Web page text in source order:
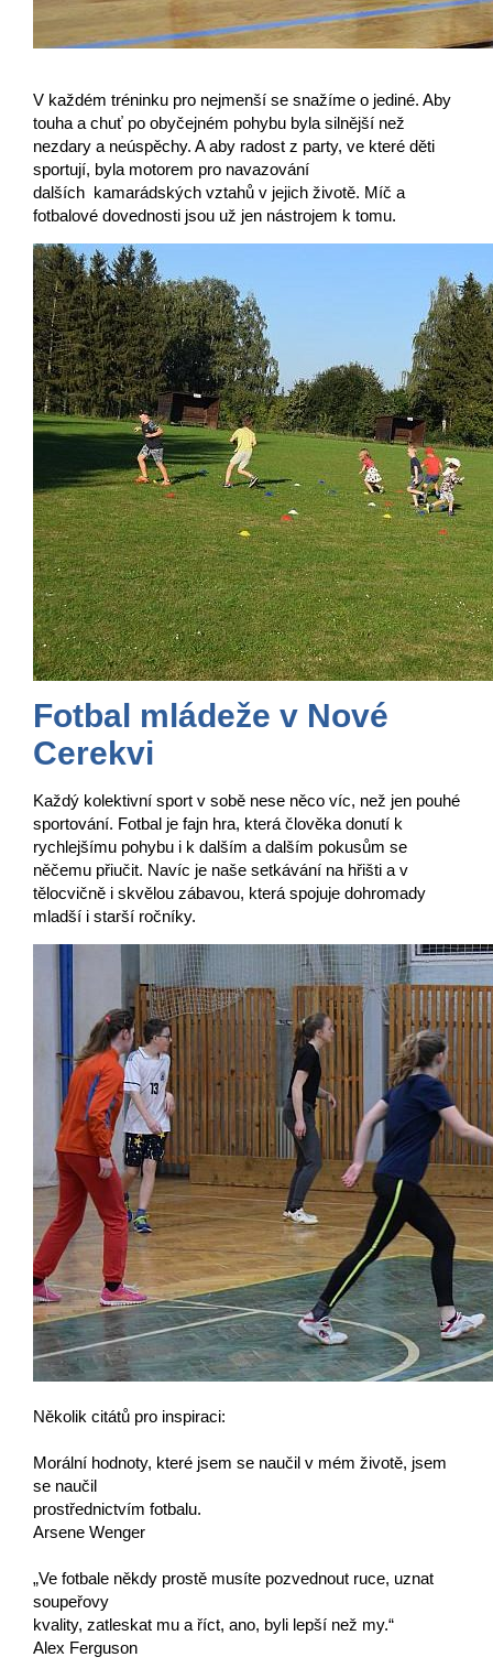
V každém tréninku pro nejmenší se snažíme o jediné. Aby
touha a chuť po obyčejném pohybu byla silnější než
nezdary a neúspěchy. A aby radost z party, ve které děti
sportují, byla motorem pro navazování
dalších kamarádských vztahů v jejich životě. Míč a
fotbalové dovednosti jsou už jen nástrojem k tomu.
Fotbal mládeže v Nové
Cerekvi
Každý kolektivní sport v sobě nese něco víc, než jen pouhé
sportování. Fotbal je fajn hra, která člověka donutí k
rychlejšímu pohybu i k dalším a dalším pokusům se
něčemu přiučit. Navíc je naše setkávání na hřišti a v
tělocvičně i skvělou zábavou, která spojuje dohromady
mladší i starší ročníky.
Několik citátů pro inspiraci:
Morální hodnoty, které jsem se naučil v mém životě, jsem
se naučil
prostřednictvím fotbalu.
Arsene Wenger
„Ve fotbale někdy prostě musíte pozvednout ruce, uznat
soupeřovy
kvality, zatleskat mu a říct, ano, byli lepší než my.“
Alex Ferguson